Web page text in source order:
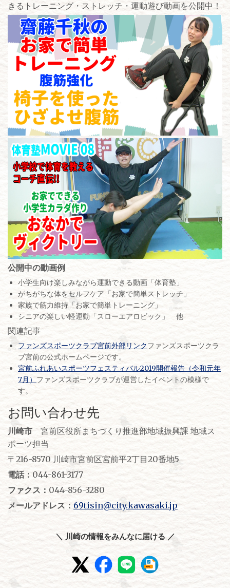
きるトレーニング・ストレッチ・運動遊び動画を公開中！
公開中の動画例
小学生向け楽しみながら運動できる動画「体育塾」
がちがちな体をセルフケア「お家で簡単ストレッチ」
家族で筋力維持「お家で簡単トレーニング」
シニアの楽しい軽運動「スローエアロビック」 他
関連記事
ファンズスポーツクラブ宮前外部リンクファンズスポーツクラ
ブ宮前の公式ホームページです。
宮前ふれあいスポーツフェスティバル2019開催報告（令和元年
7月） ファンズスポーツクラブが運営したイベントの模様で
す。
お問い合わせ先
川崎市 宮前区役所まちづくり推進部地域振興課 地域ス
ポーツ担当
〒216-8570 川崎市宮前区宮前平2丁目20番地5
電話：044-861-3177
ファクス： 044-856-3280
メールアドレス： 69tisin@city.kawasaki.jp
＼ 川崎の情報をみんなに届ける ／